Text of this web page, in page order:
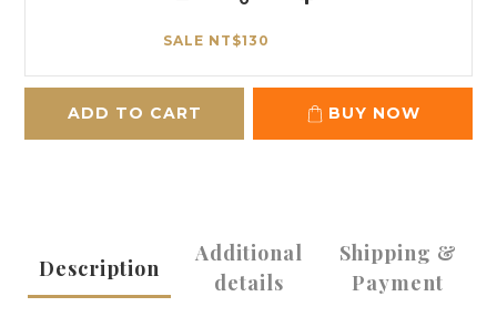
SALE NT$130
ADD TO CART BUY NOW
Description
Additional
details
Shipping &
Payment